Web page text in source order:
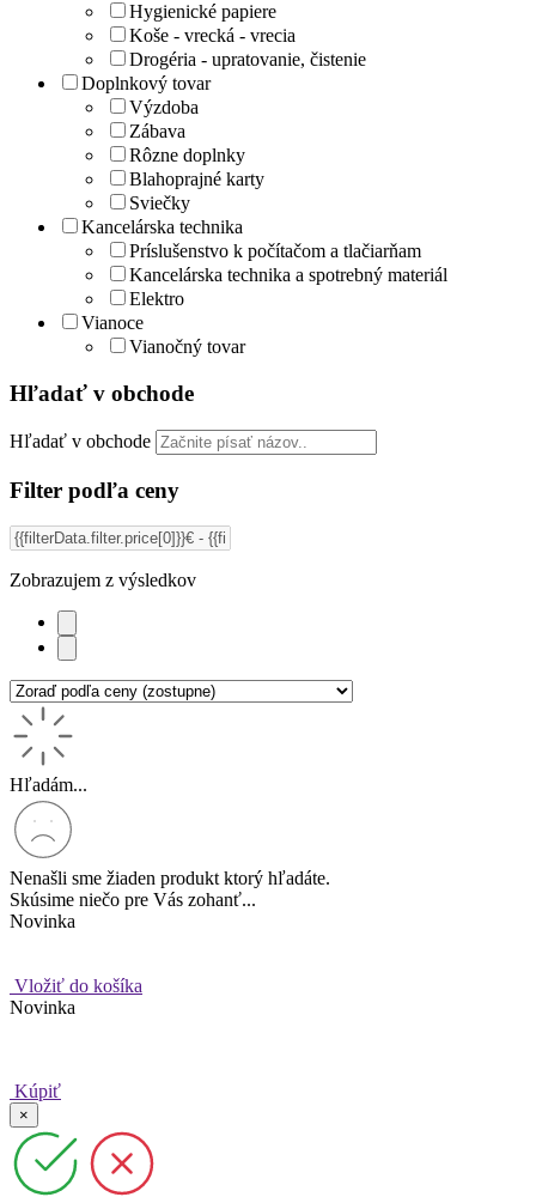
Hygienické papiere
Koše - vrecká - vrecia
Drogéria - upratovanie, čistenie
Doplnkový tovar
Výzdoba
Zábava
Rôzne doplnky
Blahoprajné karty
Sviečky
Kancelárska technika
Príslušenstvo k počítačom a tlačiarňam
Kancelárska technika a spotrebný materiál
Elektro
Vianoce
Vianočný tovar
Hľadať v obchode
Hľadať v obchode
Filter podľa ceny
Zobrazujem z výsledkov
Hľadám...
Nenašli sme žiaden produkt ktorý hľadáte.
Skúsime niečo pre Vás zohanť...
Novinka
Vložiť do košíka
Novinka
Kúpiť
×